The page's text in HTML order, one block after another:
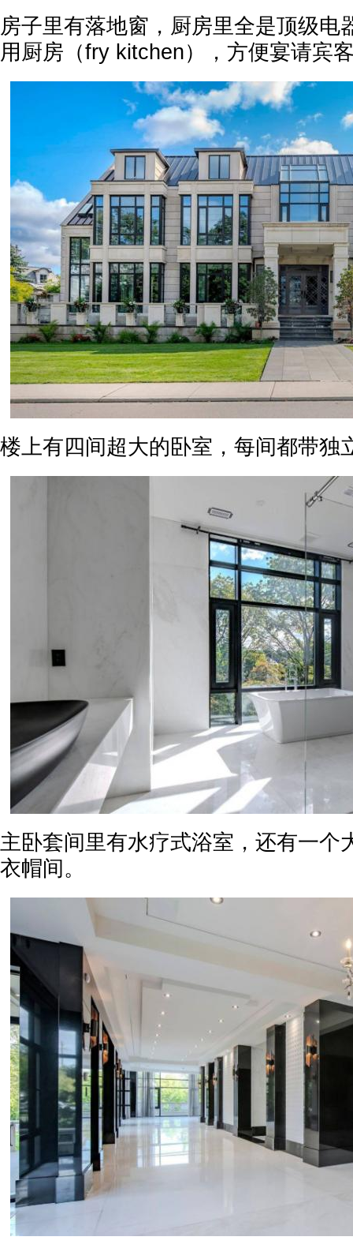
房子里有落地窗，厨房里全是顶级电
用厨房（fry kitchen），方便宴请宾
楼上有四间超大的卧室，每间都带独
主卧套间里有水疗式浴室，还有一个
衣帽间。